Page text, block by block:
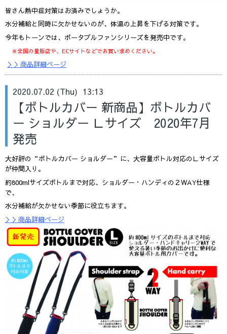
皆さん熱中症対策はお済みでしょうか。
水分補給と同時に欠かせないのが、体温の上昇を下げる対策です。
今年もトーンでは、ポータブルファンシリーズを発売中です。
※全国の量販店や、ECサイトなどでお買い求めください。
＞＞商品詳細ページ
2020.07.02 (Thu) 13:13
【ボトルカバー 新商品】ボトルカバ
ー ショルダー Ｌサイズ 2020年7月
発売
大好評の“ボトルカバー ショルダー”に、大容量ボトル対応のＬサイズ
が仲間入り。
約800mlサイズボトルまで対応、ショルダー・ハンディの２WAY仕様
で、
水分補給が欠かせない季節に役立ちます。
＞＞商品詳細ページ